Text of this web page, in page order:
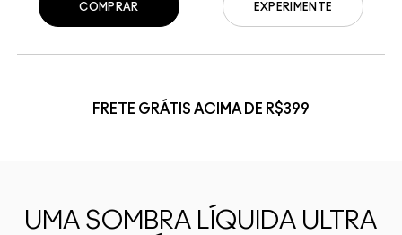
EXPERIMENTE
COMPRAR
FRETE GRÁTIS ACIMA DE R$399
UMA SOMBRA LÍQUIDA ULTRA